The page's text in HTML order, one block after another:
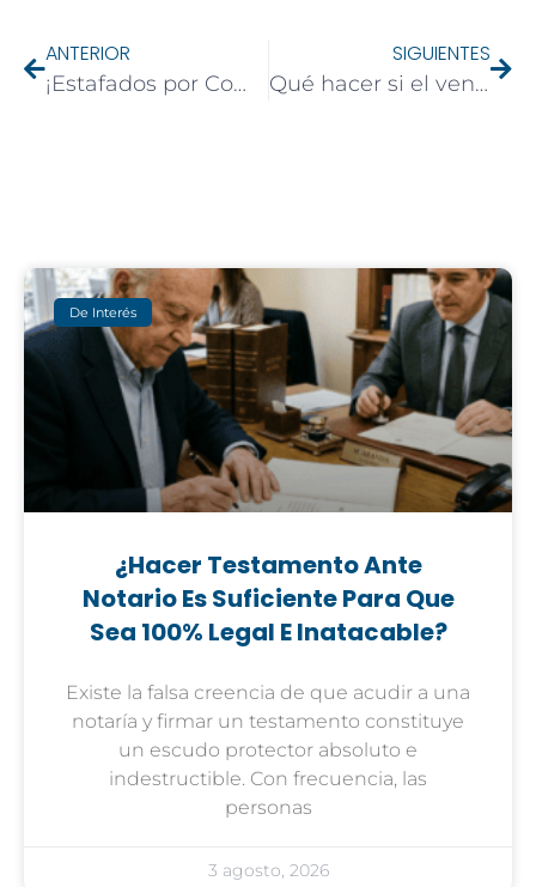
ANTERIOR
¡Estafados por Compras Online! Cómo Reclamar tu Dinero si te Envían un Producto Defectuoso desde China
SIGUIENTES
Qué hacer si el vendedor se niega a cumplir las arras en la compraventa de una vivienda
De Interés
¿Hacer Testamento Ante
Notario Es Suficiente Para Que
Sea 100% Legal E Inatacable?
Existe la falsa creencia de que acudir a una
notaría y firmar un testamento constituye
un escudo protector absoluto e
indestructible. Con frecuencia, las
personas
3 agosto, 2026